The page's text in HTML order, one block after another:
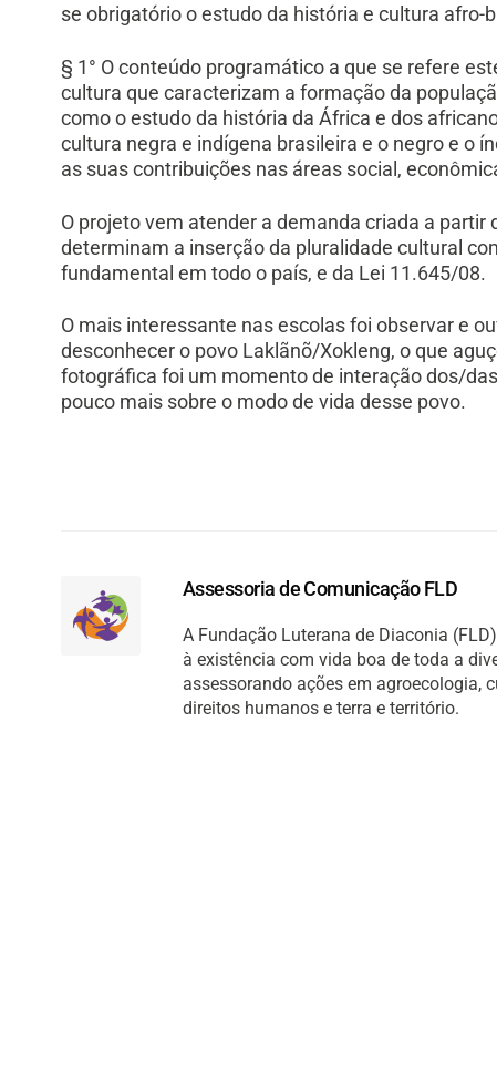
se obrigatório o estudo da história e cultura afro-
§ 1° O conteúdo programático a que se refere
cultura que caracterizam a formação da
como o estudo da história da África e dos
cultura negra e indígena brasileira e o negro e o
as suas contribuições nas áreas social,
O projeto vem atender a demanda criada a
determinam a inserção da pluralidade cultural
fundamental em todo o país, e da Lei 11.645/08.
O mais interessante nas escolas foi observar e
desconhecer o povo Laklãnõ/Xokleng, o que
fotográfica foi um momento de interação dos/
pouco mais sobre o modo de vida desse povo.
Assessoria de Comunicação FLD
A Fundação Luterana de Diaconia
à existência com vida boa de toda a
assessorando ações em agroecologia,
direitos humanos e terra e território.